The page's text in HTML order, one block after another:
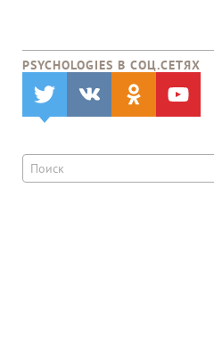
PSYCHOLOGIES В CОЦ.СЕТЯХ